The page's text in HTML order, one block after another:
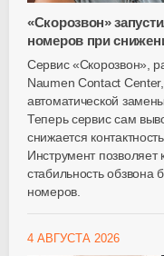
«Скорозвон»
номеров при
Сервис «Скорозвон»,
Naumen Contact
автоматической
Теперь сервис сам
снижается
Инструмент
стабильность обзвона
номеров.
4 АВГУСТА 2026